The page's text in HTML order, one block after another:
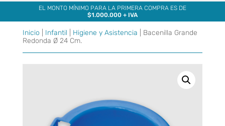
EL MONTO MÍNIMO PARA LA PRIMERA COMPRA ES DE
$1.000.000 + IVA
Inicio Infantil Higiene y Asistencia | Bacenilla Grande
Redonda Ø 24 Cm.